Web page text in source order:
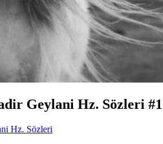
Geylani Hz. Sözleri
Hz. Sözleri